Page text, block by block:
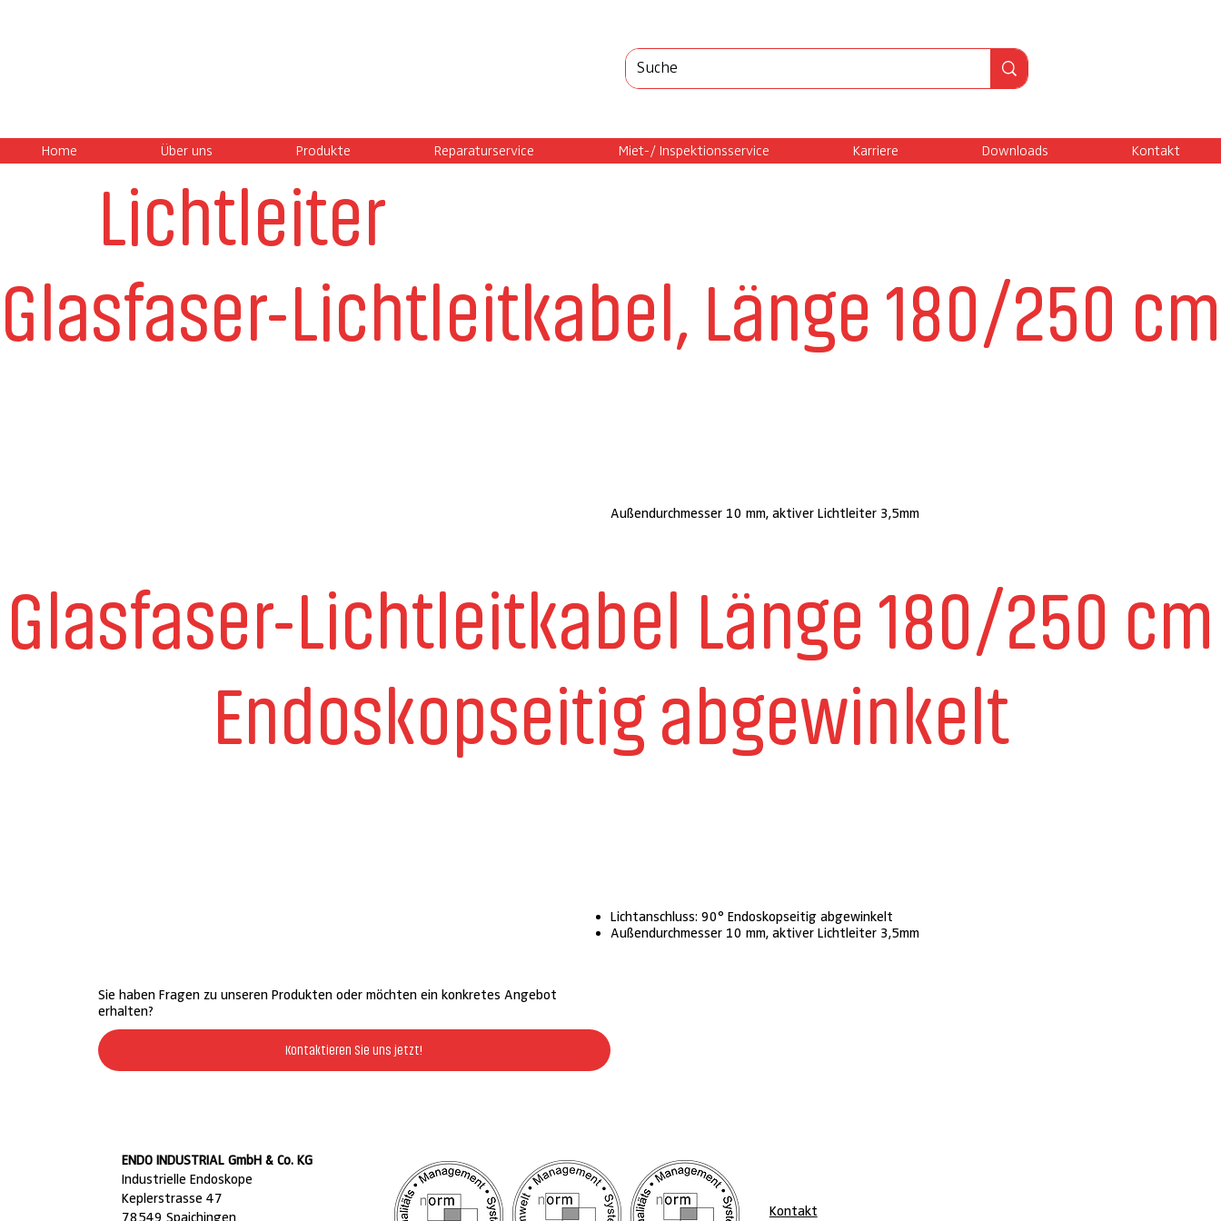
Home Über uns Produkte Reparaturservice Miet-/ Inspektionsservice Karriere Downloads Kontakt
Sie haben Fragen zu unseren Produkten oder möchten ein konkretes Angebot
erhalten?
Kontaktieren Sie uns jetzt!
Außendurchmesser 10 mm, aktiver Lichtleiter 3,5mm
Glasfaser-Lichtleitkabel, Länge 180/250 cm
Lichtleiter
Glasfaser-Lichtleitkabel Länge 180/250 cm
Endoskopseitig abgewinkelt
Lichtanschluss: 90° Endoskopseitig abgewinkelt
Außendurchmesser 10 mm, aktiver Lichtleiter 3,5mm
ENDO INDUSTRIAL GmbH & Co. KG
Industrielle Endoskope
Keplerstrasse 47
78549 Spaichingen
Kontakt